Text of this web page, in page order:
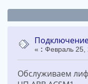
« : Февраль 25,
Обслуживаем